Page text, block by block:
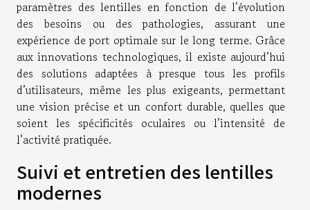
paramètres des lentilles en fonction de l’évolution
des besoins ou des pathologies, assurant une
expérience de port optimale sur le long terme. Grâce
aux innovations technologiques, il existe aujourd’hui
des solutions adaptées à presque tous les profils
d’utilisateurs, même les plus exigeants, permettant
une vision précise et un confort durable, quelles que
soient les spécificités oculaires ou l’intensité de
l’activité pratiquée.
Suivi et entretien des lentilles
modernes